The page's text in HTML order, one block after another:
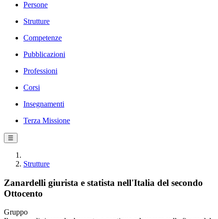
Persone
Strutture
Competenze
Pubblicazioni
Professioni
Corsi
Insegnamenti
Terza Missione
☰
Strutture
Zanardelli giurista e statista nell'Italia del secondo
Ottocento
Gruppo